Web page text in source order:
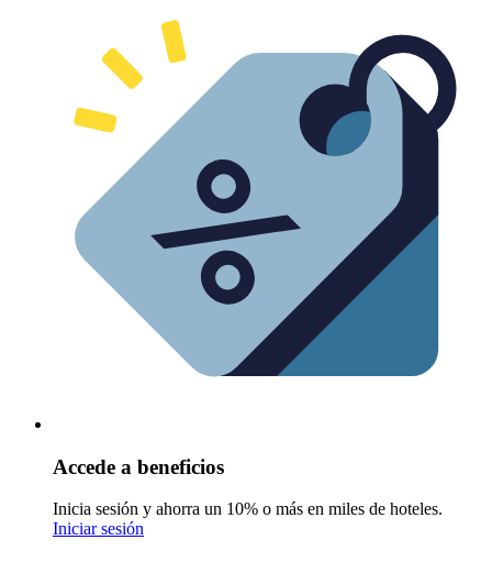
Accede a beneficios
Inicia sesión y ahorra un 10% o más en miles de hoteles.
Iniciar sesión